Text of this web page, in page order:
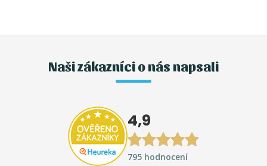
Naši zákazníci o nás napsali
4,9
795 hodnocení